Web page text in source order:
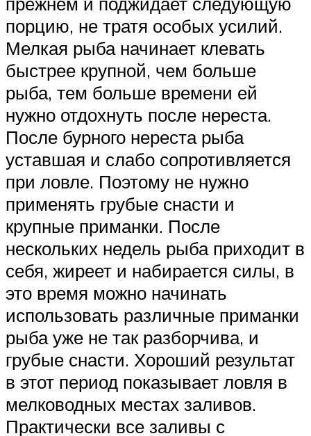
порцию, не тратя особых усилий.
Мелкая рыба начинает клевать
быстрее крупной, чем больше
рыба, тем больше времени ей
нужно отдохнуть после нереста.
После бурного нереста рыба
уставшая и слабо сопротивляется
при ловле. Поэтому не нужно
применять грубые снасти и
крупные приманки. После
нескольких недель рыба приходит в
себя, жиреет и набирается силы, в
это время можно начинать
использовать различные приманки
рыба уже не так разборчива, и
грубые снасти. Хороший результат
в этот период показывает ловля в
мелководных местах заливов.
Практически все заливы с